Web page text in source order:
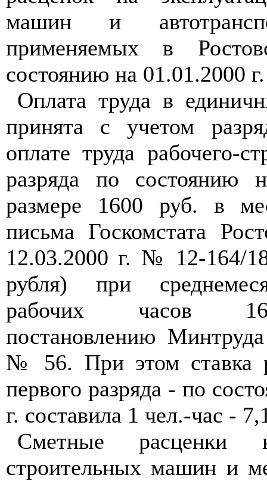
машин и
применяемых в
состоянию на 01.01.2000 г.
Оплата труда в
принята с учетом
оплате труда рабочего-
разряда по состоянию
размере 1600 руб. в
письма Госкомстата
12.03.2000 г. № 12-164/
рубля) при
рабочих часов
постановлению
№ 56. При этом ставка
первого разряда - по
г. составила 1 чел.-час -
Сметные расценки
строительных машин и